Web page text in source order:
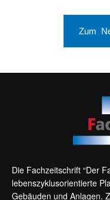
Zum
Die Fachzeitschrift “Der
lebenszyklusorientierte
Gebäuden und Anlagen.